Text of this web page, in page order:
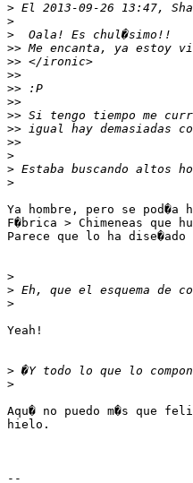
>
>
>
>>
>>
>>
>>
>>
>>
>>
>>
>
>
>
Ya hombre, pero se
F�brica > Chimeneas que
Parece que lo ha
>
>
>
Yeah!
>
>
Aqu� no puedo m�s que
hielo.
--